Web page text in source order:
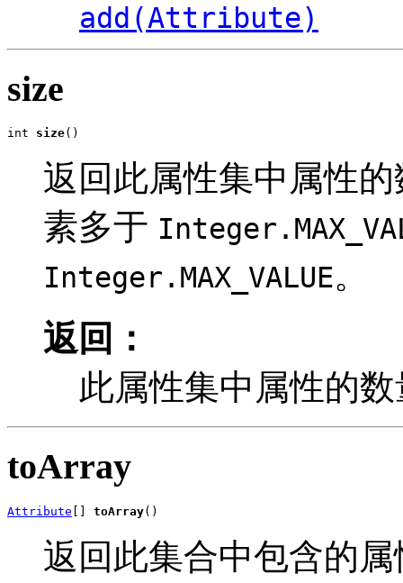
add(Attribute)
size
int size()
返回此属性集中属性
素多于
Integer.MAX_VALUE。
返回：
此属性集中属性的
toArray
Attribute toArray()
返回此集合中包含的